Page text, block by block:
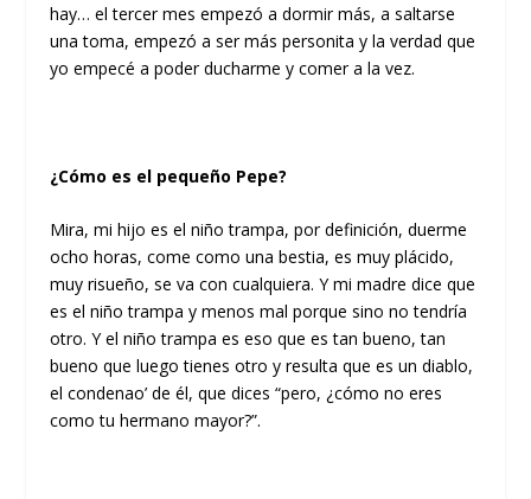
hay… el tercer mes empezó a dormir más, a saltarse
una toma, empezó a ser más personita y la verdad que
yo empecé a poder ducharme y comer a la vez.
¿Cómo es el pequeño Pepe?
Mira, mi hijo es el niño trampa, por definición, duerme
ocho horas, come como una bestia, es muy plácido,
muy risueño, se va con cualquiera. Y mi madre dice que
es el niño trampa y menos mal porque sino no tendría
otro. Y el niño trampa es eso que es tan bueno, tan
bueno que luego tienes otro y resulta que es un diablo,
el condenao’ de él, que dices “pero, ¿cómo no eres
como tu hermano mayor?”.